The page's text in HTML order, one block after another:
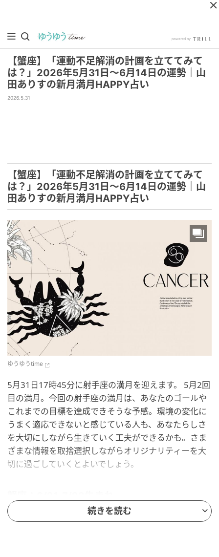
【蟹座】「運動不足解消の計画を立ててみて
は？」2026年5月31日～6月14日の運勢｜山
田ありすの新月満月HAPPY占い
2026.5.31
【蟹座】「運動不足解消の計画を立ててみて
は？」2026年5月31日～6月14日の運勢｜山
田ありすの新月満月HAPPY占い
ゆうゆうtime
5月31日17時45分に射手座の満月を迎えます。 5月2回
目の満月。今回の射手座の満月は、あなたのゴールや
これまでの目標を達成できそうな予感。環境の変化に
うまく適応できないと感じている人も、あなたらしさ
を大切にしながら生きていく工夫ができるかも。さま
ざまな情報を取捨選択しながらオリジナリティーを大
切に過ごしていくとよいでしょう。
〈2026年5月31日～6月14日の運勢〉
続きを読む